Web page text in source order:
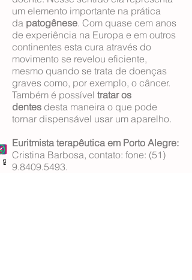
um elemento importante na prática
da patogênese. Com quase cem anos
de experiência na Europa e em outros
continentes esta cura através do
movimento se revelou eficiente,
mesmo quando se trata de doenças
graves como, por exemplo, o câncer.
Também é possível tratar os
dentes desta maneira o que pode
tornar dispensável usar um aparelho.
Euritmista terapêutica em Porto Alegre:
Cristina Barbosa, contato: fone: (51)
9.8409.5493.
Email
Facebook
WhatsApp